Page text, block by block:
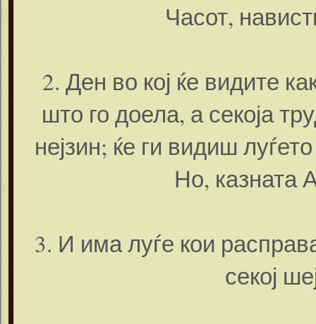
Часот,
2. Ден во кој ќе видите
што го доела, а секоја
нејзин; ќе ги видиш
Но, казната
3. И има луѓе кои
секој